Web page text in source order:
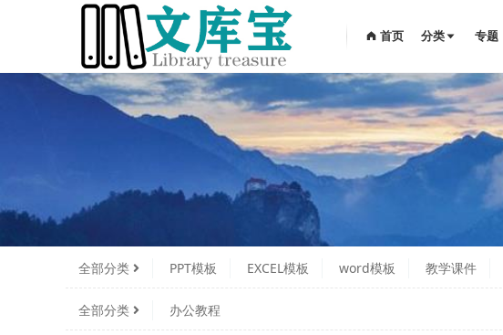
首页 分类 专题
全部分类 PPT模板 EXCEL模板 word模板 教学课件
全部分类 办公教程